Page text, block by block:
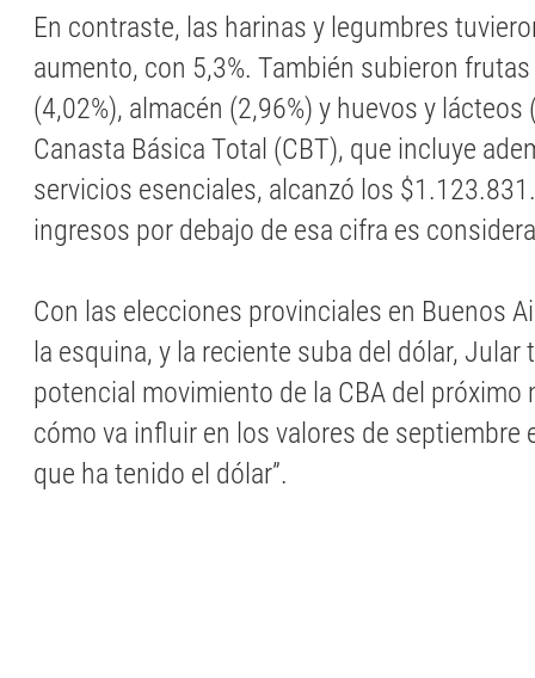
En contraste, las harinas y legumbres
aumento, con 5,3%. También subieron
(4,02%), almacén (2,96%) y huevos y lácteos
Canasta Básica Total (CBT), que incluye
servicios esenciales, alcanzó los
ingresos por debajo de esa cifra es
Con las elecciones provinciales en Buenos
la esquina, y la reciente suba del dólar, Jular
potencial movimiento de la CBA del próximo
cómo va influir en los valores de
que ha tenido el dólar”.